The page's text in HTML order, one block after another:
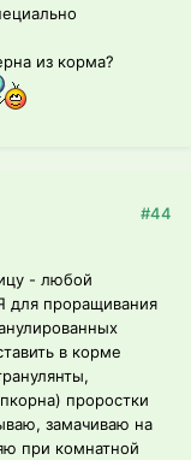
из корма?
#44
- любой
для проращивания
в корме
проростки
замачиваю на
при комнатной